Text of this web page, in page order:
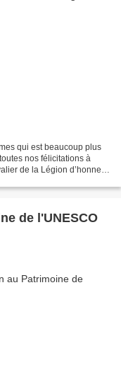
qui est beaucoup plus
nos félicitations à
de la Légion d’honneur
de l'UNESCO